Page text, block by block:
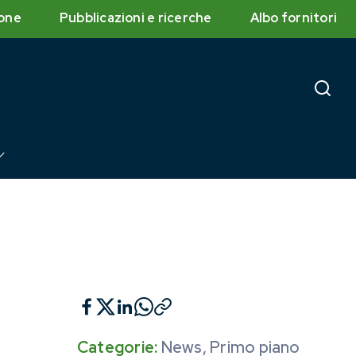
Pubblicazioni e ricerche Albo fornitori
Categorie: News, Primo piano